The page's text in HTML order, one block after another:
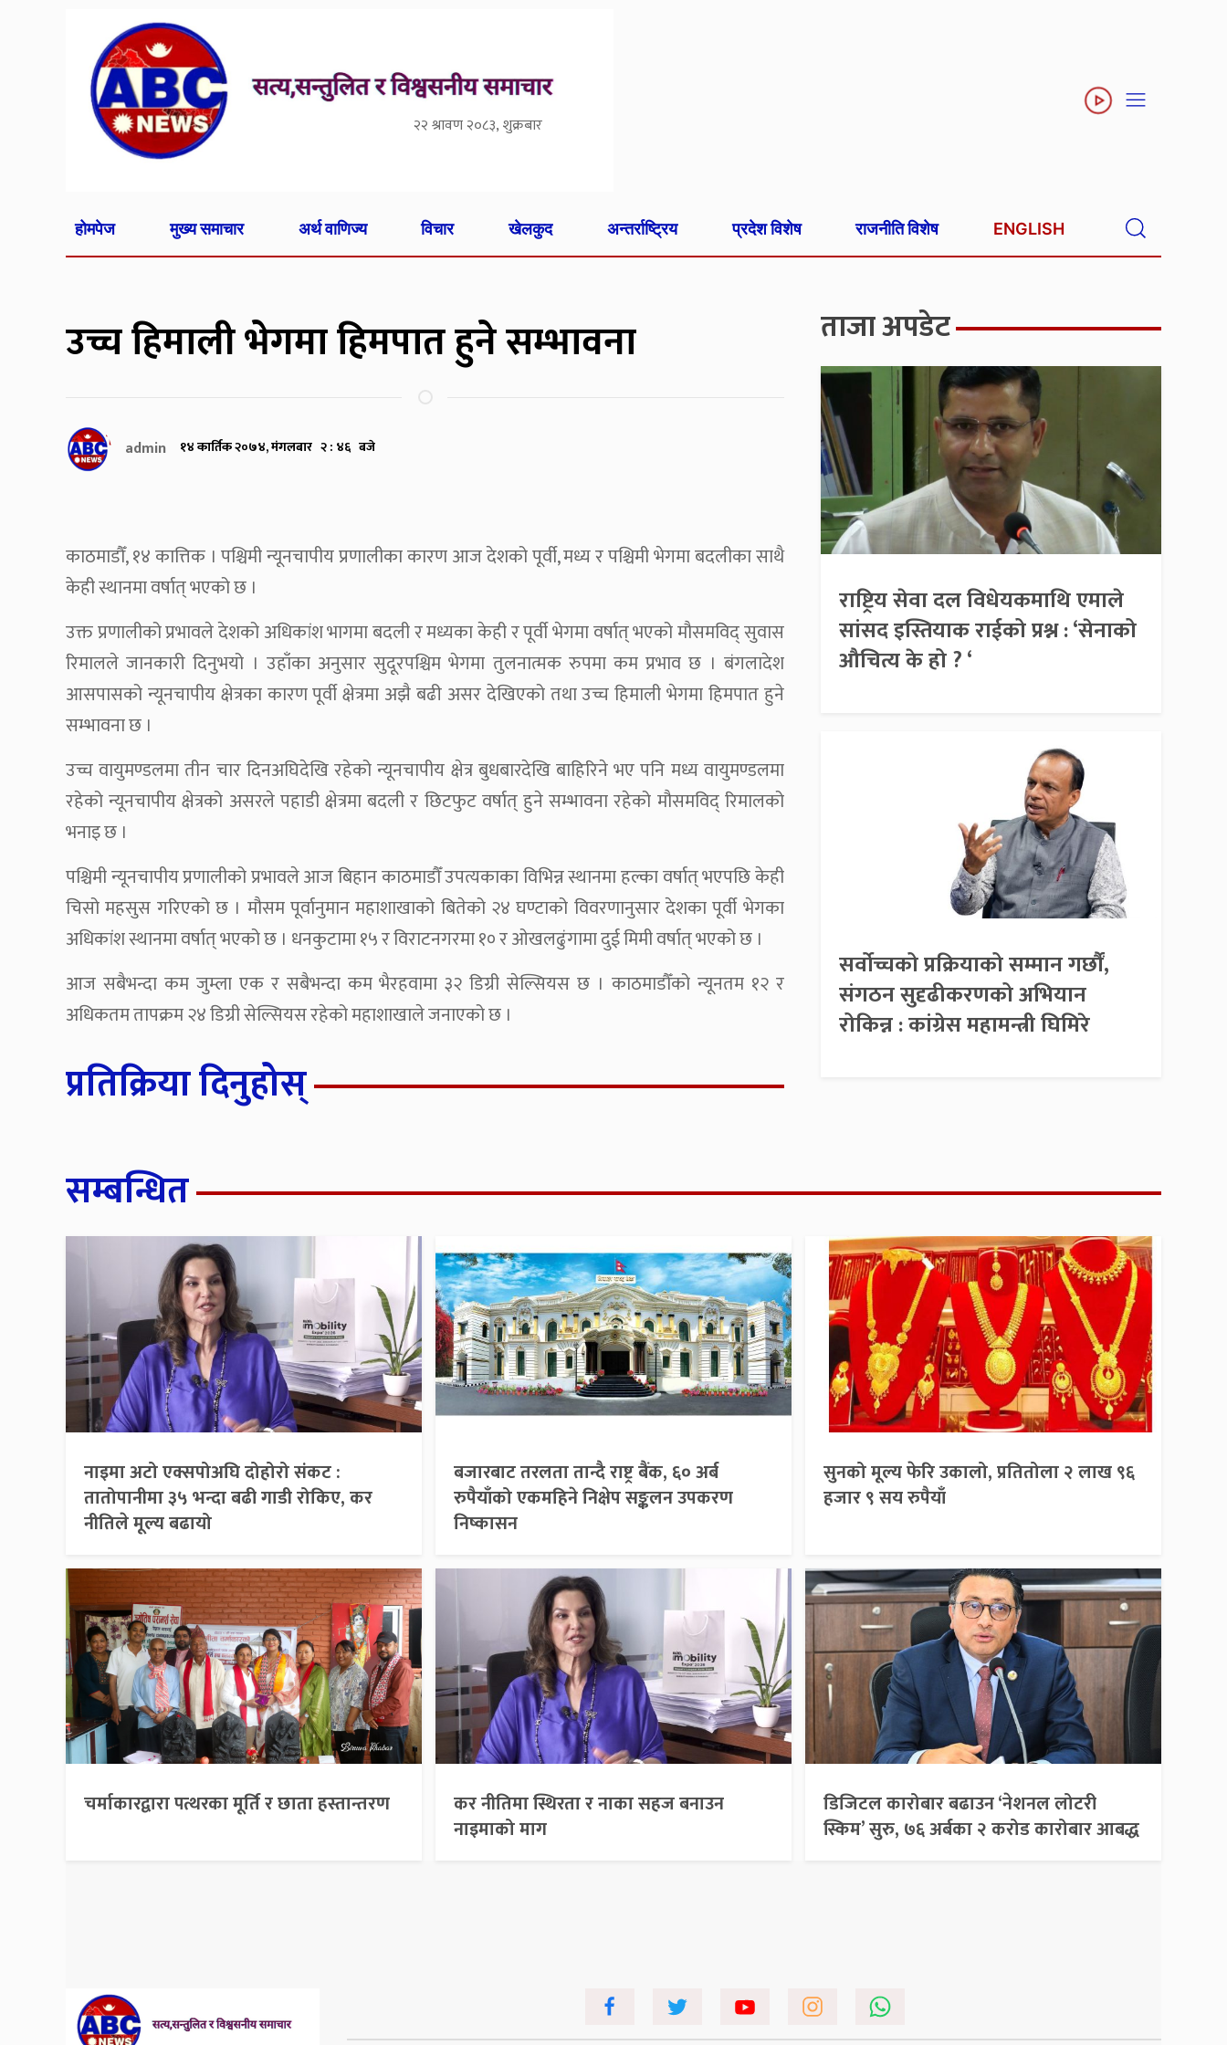
२२ श्रावण २०८३, शुक्रबार
होमपेज मुख्य समाचार अर्थ वाणिज्य विचार खेलकुद अन्तर्राष्ट्रिय प्रदेश विशेष राजनीति विशेष ENGLISH
उच्च हिमाली भेगमा हिमपात हुने सम्भावना
admin १४ कार्तिक २०७४, मंगलबार २ : ४६ बजे
काठमाडौँ, १४ कात्तिक । पश्चिमी न्यूनचापीय प्रणालीका कारण आज देशको पूर्वी, मध्य र पश्चिमी भेगमा बदलीका साथै
केही स्थानमा वर्षात् भएको छ ।
उक्त प्रणालीको प्रभावले देशको अधिकांश भागमा बदली र मध्यका केही र पूर्वी भेगमा वर्षात् भएको मौसमविद् सुवास
रिमालले जानकारी दिनुभयो । उहाँका अनुसार सुदूरपश्चिम भेगमा तुलनात्मक रुपमा कम प्रभाव छ । बंगलादेश
आसपासको न्यूनचापीय क्षेत्रका कारण पूर्वी क्षेत्रमा अझै बढी असर देखिएको तथा उच्च हिमाली भेगमा हिमपात हुने
सम्भावना छ ।
उच्च वायुमण्डलमा तीन चार दिनअघिदेखि रहेको न्यूनचापीय क्षेत्र बुधबारदेखि बाहिरिने भए पनि मध्य वायुमण्डलमा
रहेको न्यूनचापीय क्षेत्रको असरले पहाडी क्षेत्रमा बदली र छिटफुट वर्षात् हुने सम्भावना रहेको मौसमविद् रिमालको
भनाइ छ ।
पश्चिमी न्यूनचापीय प्रणालीको प्रभावले आज बिहान काठमाडौँ उपत्यकाका विभिन्न स्थानमा हल्का वर्षात् भएपछि केही
चिसो महसुस गरिएको छ । मौसम पूर्वानुमान महाशाखाको बितेको २४ घण्टाको विवरणानुसार देशका पूर्वी भेगका
अधिकांश स्थानमा वर्षात् भएको छ । धनकुटामा १५ र विराटनगरमा १० र ओखलढुंगामा दुई मिमी वर्षात् भएको छ ।
आज सबैभन्दा कम जुम्ला एक र सबैभन्दा कम भैरहवामा ३२ डिग्री सेल्सियस छ । काठमाडौँको न्यूनतम १२ र
अधिकतम तापक्रम २४ डिग्री सेल्सियस रहेको महाशाखाले जनाएको छ ।
प्रतिक्रिया दिनुहोस्
ताजा अपडेट
राष्ट्रिय सेवा दल विधेयकमाथि एमाले
सांसद इस्तियाक राईको प्रश्न : ‘सेनाको
औचित्य के हो ? ‘
सर्वोच्चको प्रक्रियाको सम्मान गर्छौं,
संगठन सुदृढीकरणको अभियान
रोकिन्न : कांग्रेस महामन्त्री घिमिरे
सम्बन्धित
नाइमा अटो एक्सपोअघि दोहोरो संकट :
तातोपानीमा ३५ भन्दा बढी गाडी रोकिए, कर
नीतिले मूल्य बढायो
बजारबाट तरलता तान्दै राष्ट्र बैंक, ६० अर्ब
रुपैयाँको एकमहिने निक्षेप सङ्कलन उपकरण
निष्कासन
सुनको मूल्य फेरि उकालो, प्रतितोला २ लाख ९६
हजार ९ सय रुपैयाँ
चर्माकारद्वारा पत्थरका मूर्ति र छाता हस्तान्तरण
कर नीतिमा स्थिरता र नाका सहज बनाउन
नाइमाको माग
डिजिटल कारोबार बढाउन ‘नेशनल लोटरी
स्किम’ सुरु, ७६ अर्बका २ करोड कारोबार आबद्ध